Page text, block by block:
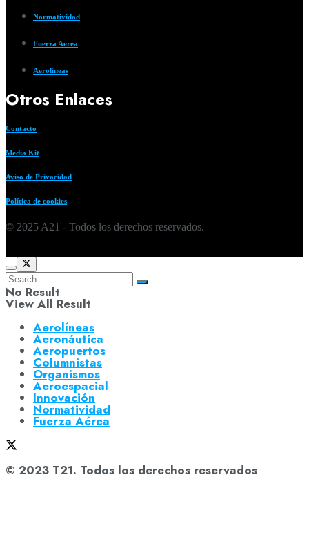
Normatividad
Fuerza Aerea
Aerolíneas
Otros Enlaces
Contacto
Media Kit
Aviso de Privacidad
Política de cookies
© 2025 A21 - Todos los derechos reservados.
No Result
View All Result
Aerolíneas
Aeronáutica
Aeropuertos
Columnistas
Organismos
Aeroespacial
Innovación
Normatividad
Fuerza Aérea
© 2023 T21. Todos los derechos reservados